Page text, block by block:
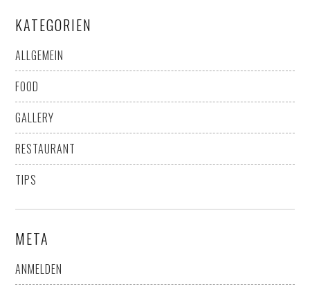
KATEGORIEN
ALLGEMEIN
FOOD
GALLERY
RESTAURANT
TIPS
META
ANMELDEN